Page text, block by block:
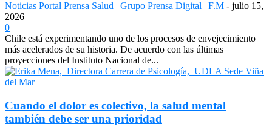
Noticias Portal Prensa Salud | Grupo Prensa Digital | F.M - julio 15,
2026
0
Chile está experimentando uno de los procesos de envejecimiento
más acelerados de su historia. De acuerdo con las últimas
proyecciones del Instituto Nacional de...
Cuando el dolor es colectivo, la salud mental
también debe ser una prioridad